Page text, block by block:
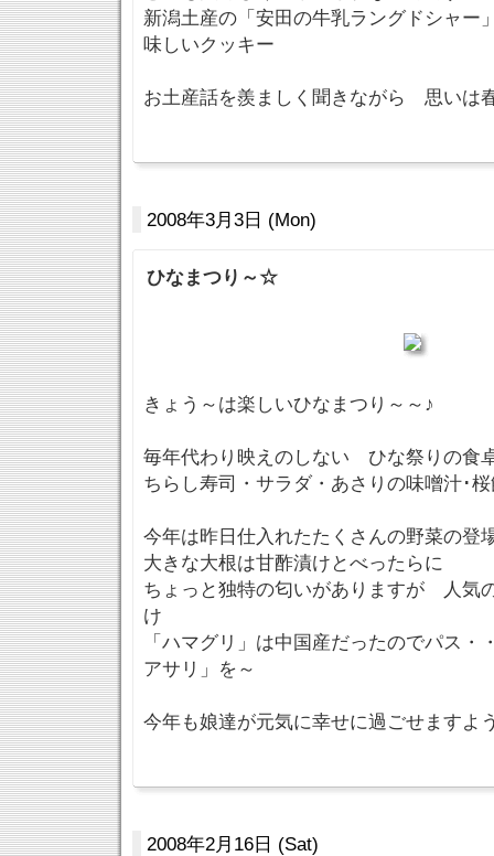
新潟土産の「安田の牛乳ラングドシャー
味しいクッキー
お土産話を羨ましく聞きながら 思い
2008年3月3日 (Mon)
ひなまつり～☆
きょう～は楽しいひなまつり～～♪
毎年代わり映えのしない ひな祭りの食
ちらし寿司・サラダ・あさりの味噌汁･
今年は昨日仕入れたたくさんの野菜の登
大きな大根は甘酢漬けとべったらに
ちょっと独特の匂いがありますが 人気
け
「ハマグリ」は中国産だったのでパス・
アサリ」を～
今年も娘達が元気に幸せに過ごせますよ
2008年2月16日 (Sat)